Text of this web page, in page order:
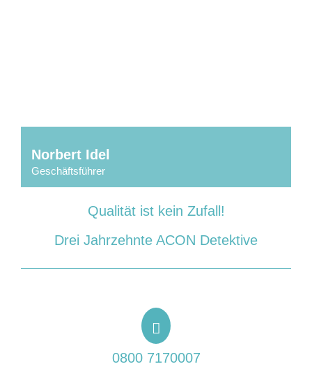
Norbert Idel
Geschäftsführer
Qualität ist kein Zufall!
Drei Jahrzehnte ACON Detektive
0800 7170007